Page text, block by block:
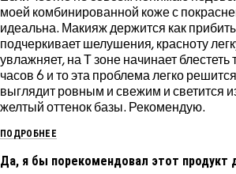
моей комбинированной коже с
идеальна. Макияж держится как
подчеркивает шелушения, красноту
увлажняет, на Т зоне начинает блестеть
часов 6 и то эта проблема легко
выглядит ровным и свежим и светится
желтый оттенок базы. Рекомендую.
ПОДРОБНЕЕ
Да, я бы порекомендовал этот продукт